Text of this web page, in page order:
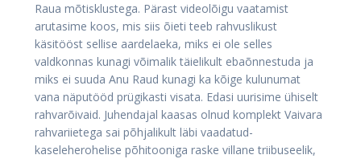
Raua mõtisklustega. Pärast videolõigu vaatamist
arutasime koos, mis siis õieti teeb rahvuslikust
käsitööst sellise aardelaeka, miks ei ole selles
valdkonnas kunagi võimalik täielikult ebaõnnestuda ja
miks ei suuda Anu Raud kunagi ka kõige kulunumat
vana näputööd prügikasti visata. Edasi uurisime ühiselt
rahvarõivaid. Juhendajal kaasas olnud komplekt Vaivara
rahvariietega sai põhjalikult läbi vaadatud-
kaseleherohelise põhitooniga raske villane triibuseelik,